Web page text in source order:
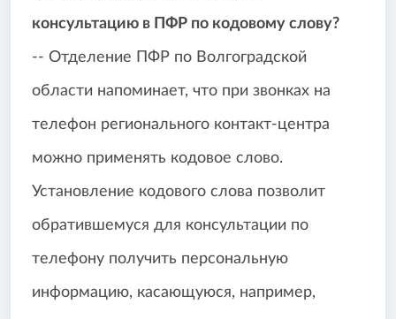
консультацию в ПФР по кодовому слову?
-- Отделение ПФР по Волгоградской
области напоминает, что при звонках на
телефон регионального контакт-центра
можно применять кодовое слово.
Установление кодового слова позволит
обратившемуся для консультации по
телефону получить персональную
информацию, касающуюся, например,